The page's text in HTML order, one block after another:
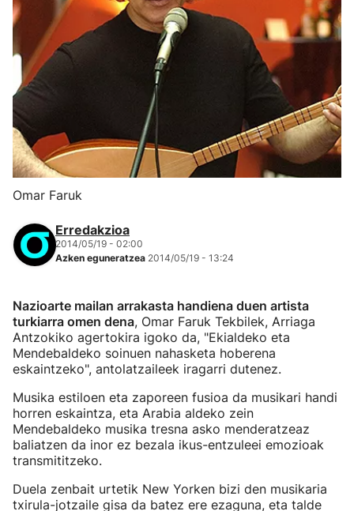
Omar Faruk
Erredakzioa
2014/05/19 - 02:00
Azken eguneratzea 2014/05/19 - 13:24
Nazioarte mailan arrakasta handiena duen artista
turkiarra omen dena, Omar Faruk Tekbilek, Arriaga
Antzokiko agertokira igoko da, "Ekialdeko eta
Mendebaldeko soinuen nahasketa hoberena
eskaintzeko", antolatzaileek iragarri dutenez.
Musika estiloen eta zaporeen fusioa da musikari handi
horren eskaintza, eta Arabia aldeko zein
Mendebaldeko musika tresna asko menderatzeaz
baliatzen da inor ez bezala ikus-entzuleei emozioak
transmititzeko.
Duela zenbait urtetik New Yorken bizi den musikaria
txirula-jotzaile gisa da batez ere ezaguna, eta talde